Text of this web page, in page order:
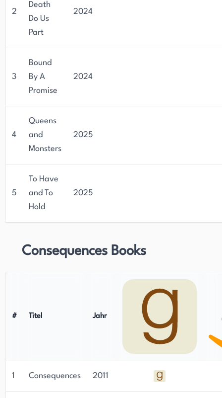
2
Death
Do Us
Part
2024
3
Bound
By A
Promise
2024
4
Queens
and
Monsters
2025
5
To Have
and To
Hold
2025
Consequences Books
# Titel Jahr
1 Consequences 2011